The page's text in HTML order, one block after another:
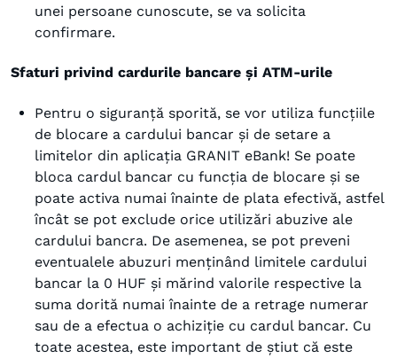
unei persoane cunoscute, se va solicita
confirmare.
Sfaturi privind cardurile bancare și ATM-urile
Pentru o siguranță sporită, se vor utiliza funcțiile
de blocare a cardului bancar și de setare a
limitelor din aplicația GRANIT eBank! Se poate
bloca cardul bancar cu funcția de blocare și se
poate activa numai înainte de plata efectivă, astfel
încât se pot exclude orice utilizări abuzive ale
cardului bancra. De asemenea, se pot preveni
eventualele abuzuri menținând limitele cardului
bancar la 0 HUF și mărind valorile respective la
suma dorită numai înainte de a retrage numerar
sau de a efectua o achiziție cu cardul bancar. Cu
toate acestea, este important de știut că este